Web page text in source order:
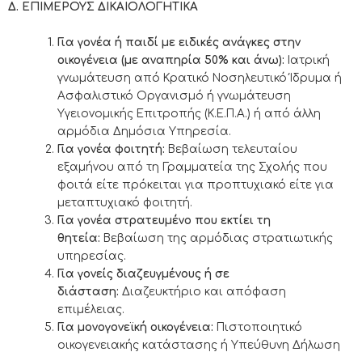
Δ. ΕΠΙΜΕΡΟΥΣ ΔΙΚΑΙΟΛΟΓΗΤΙΚΑ
Για γονέα ή παιδί με ειδικές ανάγκες στην
οικογένεια (με αναπηρία 50% και άνω): Ιατρική
γνωμάτευση από Κρατικό Νοσηλευτικό Ίδρυμα ή
Ασφαλιστικό Οργανισμό ή γνωμάτευση
Υγειονομικής Επιτροπής (Κ.Ε.Π.Α.) ή από άλλη
αρμόδια Δημόσια Υπηρεσία.
Για γονέα φοιτητή: Βεβαίωση τελευταίου
εξαμήνου από τη Γραμματεία της Σχολής που
φοιτά είτε πρόκειται για προπτυχιακό είτε για
μεταπτυχιακό φοιτητή.
Για γονέα στρατευμένο που εκτίει τη
θητεία: Βεβαίωση της αρμόδιας στρατιωτικής
υπηρεσίας.
Για γονείς διαζευγμένους ή σε
διάσταση:Διαζευκτήριο και απόφαση
επιμέλειας.
Για μονογονεϊκή οικογένεια:
Πιστοποιητικό
οικογενειακής κατάστασης ή Υπεύθυνη Δήλωση